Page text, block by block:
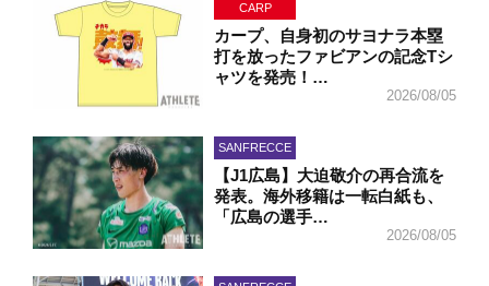
CARP
カープ、自身初のサヨナラ本塁
打を放ったファビアンの記念Tシ
ャツを発売！…
2026/08/05
SANFRECCE
【J1広島】大迫敬介の再合流を
発表。海外移籍は一転白紙も、
「広島の選手…
2026/08/05